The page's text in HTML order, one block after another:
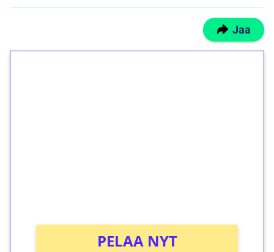
Jaa
PELAA NYT